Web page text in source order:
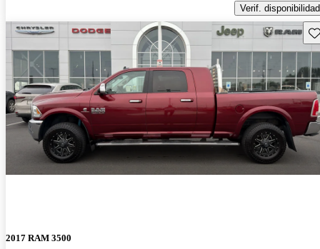
Verif. disponibilidad
2017 RAM 3500